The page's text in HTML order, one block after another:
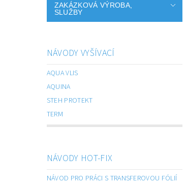
ZAKÁZKOVÁ VÝROBA,
SLUŽBY
NÁVODY VYŠÍVACÍ
AQUA VLIS
AQUINA
STEH PROTEKT
TERM
NÁVODY HOT-FIX
NÁVOD PRO PRÁCI S TRANSFEROVOU FÓLIÍ